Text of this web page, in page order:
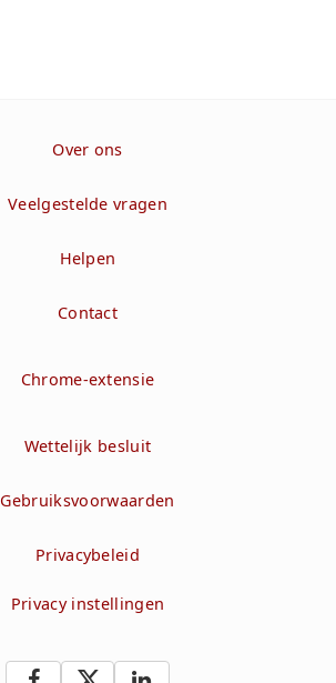
Over ons
Veelgestelde vragen
Helpen
Contact
Chrome-extensie
Wettelijk besluit
Gebruiksvoorwaarden
Privacybeleid
Privacy instellingen